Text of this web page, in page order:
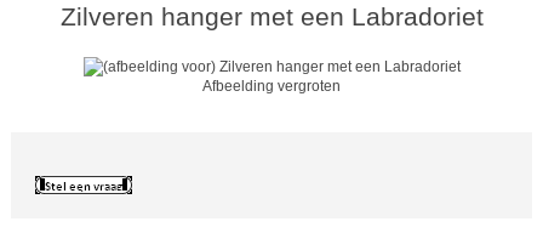
Zilveren hanger met een Labradoriet
Afbeelding vergroten